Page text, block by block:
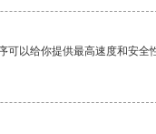
可以给你提供最高速度和安全